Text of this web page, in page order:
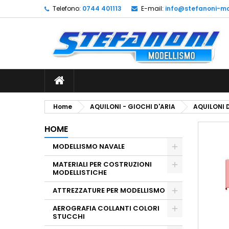
Telefono: 0744 401113 E-mail: info@stefanoni-
Home AQUILONI - GIOCHI D'ARIA AQUILONI
HOME
MODELLISMO NAVALE
MATERIALI PER COSTRUZIONI
MODELLISTICHE
ATTREZZATURE PER MODELLISMO
AEROGRAFIA COLLANTI COLORI
STUCCHI